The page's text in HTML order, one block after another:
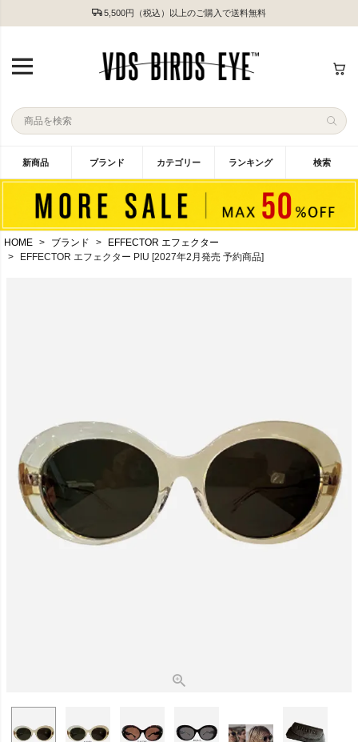
5,500円（税込）以上のご購入で送料無料
新商品 ブランド カテゴリー ランキング 検索
HOME ブランド
EFFECTOR エフェクター
EFFECTOR エフェクター PIU [2027年2月発売 予約商品]